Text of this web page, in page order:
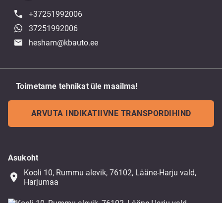
+37251992006
37251992006
hesham@kbauto.ee
Toimetame tehnikat üle maailma!
ARVUTA INDIKATIIVNE TRANSPORDIHIND
Asukoht
place
Kooli 10, Rummu alevik, 76102, Lääne-Harju vald,
Harjumaa